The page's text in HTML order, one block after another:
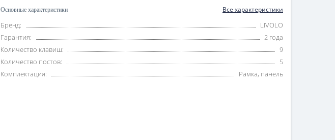
Основные характеристики Все характеристики
Бренд:
LIVOLO
Гарантия:
2 года
Количество клавиш:
9
Количество постов:
5
Комплектация:
Рамка, панель